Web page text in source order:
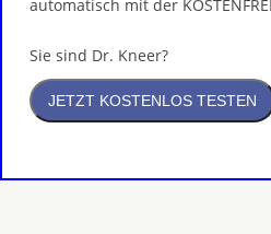
automatisch mit der
Sie sind Dr. Kneer?